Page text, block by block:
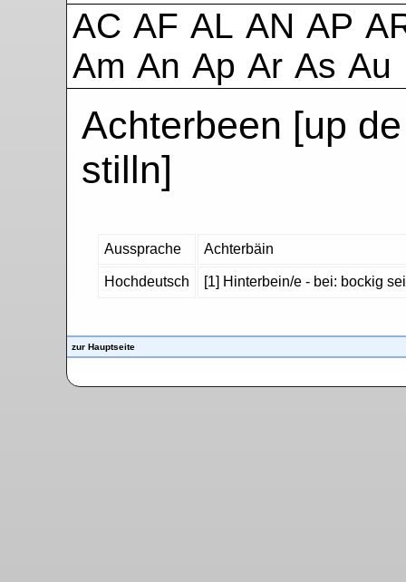
AC AF AL AN AP
Am An Ap Ar As Au
Achterbeen [up
stilln]
Aussprache Achterbäin
Hochdeutsch [1] Hinterbein/e - bei: bockig
zur Hauptseite